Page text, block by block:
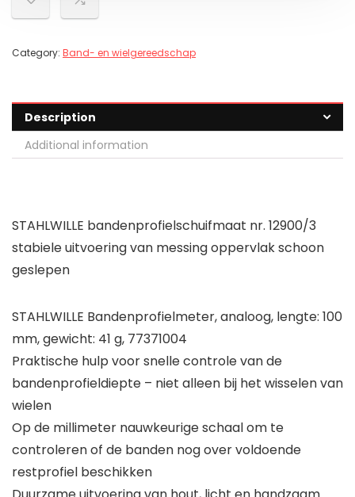
Category: Band- en wielgereedschap
Description
Additional information
STAHLWILLE bandenprofielschuifmaat nr. 12900/3
stabiele uitvoering van messing oppervlak schoon
geslepen
STAHLWILLE Bandenprofielmeter, analoog, lengte: 100
mm, gewicht: 41 g, 77371004
Praktische hulp voor snelle controle van de
bandenprofieldiepte – niet alleen bij het wisselen van
wielen
Op de millimeter nauwkeurige schaal om te
controleren of de banden nog over voldoende
restprofiel beschikken